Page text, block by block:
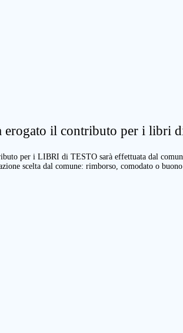
erogato il contributo per i libri
per i LIBRI di TESTO sarà effettuata dal
scelta dal comune: rimborso, comodato o